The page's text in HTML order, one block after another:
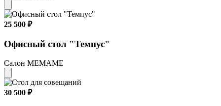
25 500 ₽
Офисный стол "Темпус"
Салон МЕМАМЕ
30 500 ₽